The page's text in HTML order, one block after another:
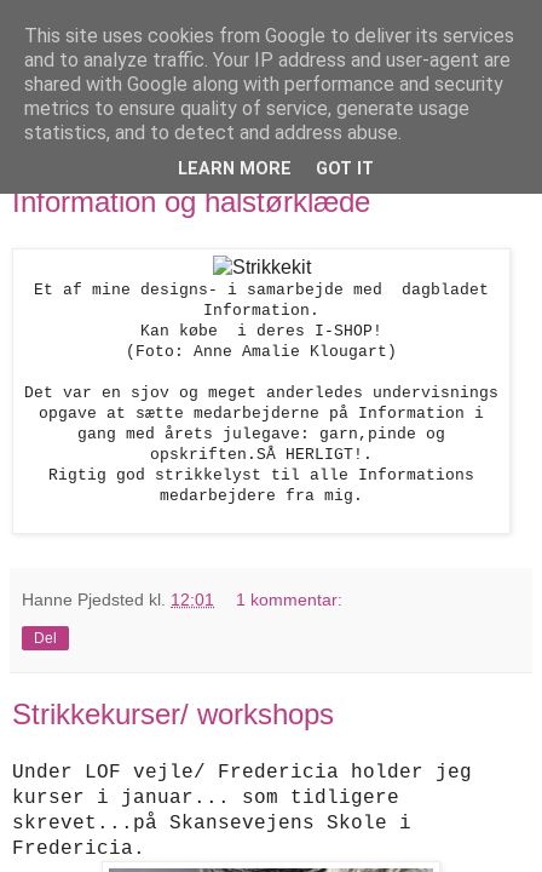
designstrik.dk
.... en side om en yndlingsbeskæftigelse: håndstrik
torsdag den 15. december 2011
Information og halstørklæde
Et af mine designs- i samarbejde med dagbladet
Information.
Kan købe i deres I-SHOP!
(Foto: Anne Amalie Klougart)
Det var en sjov og meget anderledes undervisnings
opgave at sætte medarbejderne på Information i
gang med årets julegave: garn,pinde og
opskriften.SÅ HERLIGT!.
Rigtig god strikkelyst til alle Informations
medarbejdere fra mig.
Hanne Pjedsted kl. 12:01 1 kommentar:
Del
Strikkekurser/ workshops
Under LOF vejle/ Fredericia holder jeg
kurser i januar... som tidligere
skrevet...på Skansevejens Skole i
Fredericia.
This site uses cookies from Google to deliver its services
and to analyze traffic. Your IP address and user-agent are
shared with Google along with performance and security
metrics to ensure quality of service, generate usage
statistics, and to detect and address abuse.
LEARN MORE GOT IT